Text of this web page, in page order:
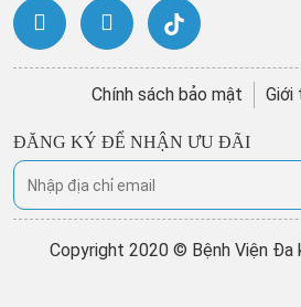
Chính sách bảo mật Giới
ĐĂNG KÝ ĐỂ NHẬN ƯU ĐÃI
Copyright 2020 © Bệnh Viện Đa